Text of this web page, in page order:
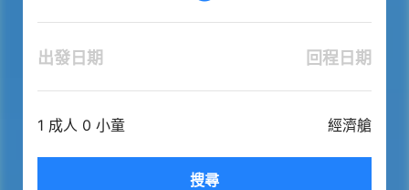
出發日期 回程日期
1 成人 0 小童 經濟艙
搜尋